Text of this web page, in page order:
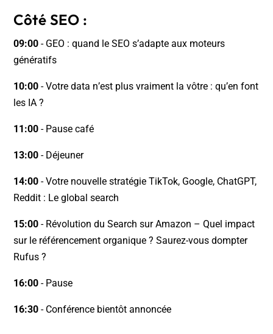
Côté SEO :
09:00 - GEO : quand le SEO s’adapte aux moteurs
génératifs
10:00 - Votre data n’est plus vraiment la vôtre : qu’en font
les IA ?
11:00 - Pause café
13:00 - Déjeuner
14:00 - Votre nouvelle stratégie TikTok, Google, ChatGPT,
Reddit : Le global search
15:00 - Révolution du Search sur Amazon – Quel impact
sur le référencement organique ? Saurez-vous dompter
Rufus ?
16:00 - Pause
16:30 - Conférence bientôt annoncée